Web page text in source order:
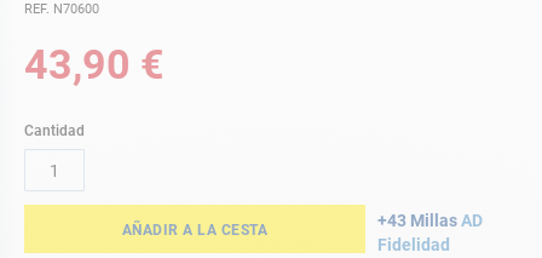
REF. N70600
43,90 €
Cantidad
AÑADIR A LA CESTA +43 MillasAD
Fidelidad
de
galería
de